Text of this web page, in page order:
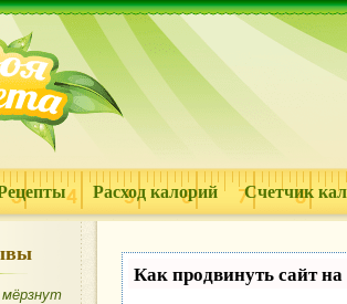
Расход калорий Счетчик
мёрзнут
Как продвинуть сайт